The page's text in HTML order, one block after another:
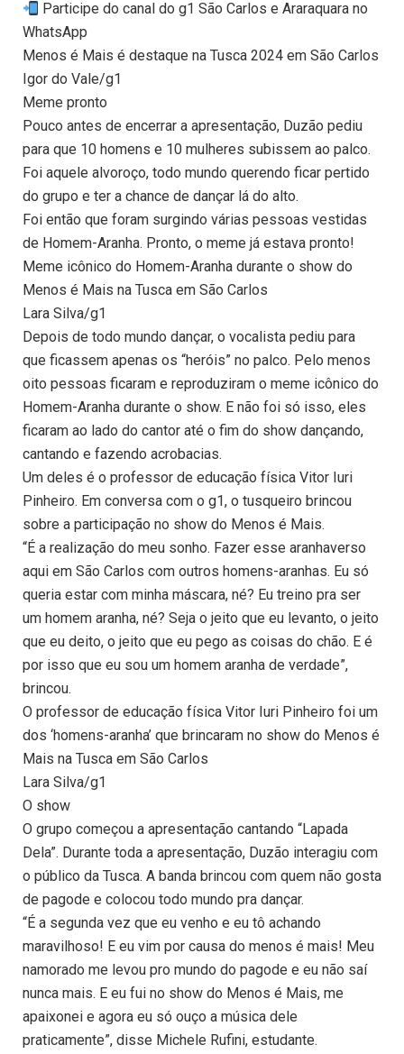
Participe do canal do g1 São Carlos e Araraquara no
WhatsApp
Menos é Mais é destaque na Tusca 2024 em São Carlos
Igor do Vale/g1
Meme pronto
Pouco antes de encerrar a apresentação, Duzão pediu
para que 10 homens e 10 mulheres subissem ao palco.
Foi aquele alvoroço, todo mundo querendo ficar pertido
do grupo e ter a chance de dançar lá do alto.
Foi então que foram surgindo várias pessoas vestidas
de Homem-Aranha. Pronto, o meme já estava pronto!
Meme icônico do Homem-Aranha durante o show do
Menos é Mais na Tusca em São Carlos
Lara Silva/g1
Depois de todo mundo dançar, o vocalista pediu para
que ficassem apenas os “heróis” no palco. Pelo menos
oito pessoas ficaram e reproduziram o meme icônico do
Homem-Aranha durante o show. E não foi só isso, eles
ficaram ao lado do cantor até o fim do show dançando,
cantando e fazendo acrobacias.
Um deles é o professor de educação física Vitor Iuri
Pinheiro. Em conversa com o g1, o tusqueiro brincou
sobre a participação no show do Menos é Mais.
“É a realização do meu sonho. Fazer esse aranhaverso
aqui em São Carlos com outros homens-aranhas. Eu só
queria estar com minha máscara, né? Eu treino pra ser
um homem aranha, né? Seja o jeito que eu levanto, o jeito
que eu deito, o jeito que eu pego as coisas do chão. E é
por isso que eu sou um homem aranha de verdade”,
brincou.
O professor de educação física Vitor Iuri Pinheiro foi um
dos ‘homens-aranha’ que brincaram no show do Menos é
Mais na Tusca em São Carlos
Lara Silva/g1
O show
O grupo começou a apresentação cantando “Lapada
Dela”. Durante toda a apresentação, Duzão interagiu com
o público da Tusca. A banda brincou com quem não gosta
de pagode e colocou todo mundo pra dançar.
“É a segunda vez que eu venho e eu tô achando
maravilhoso! E eu vim por causa do menos é mais! Meu
namorado me levou pro mundo do pagode e eu não saí
nunca mais. E eu fui no show do Menos é Mais, me
apaixonei e agora eu só ouço a música dele
praticamente”, disse Michele Rufini, estudante.